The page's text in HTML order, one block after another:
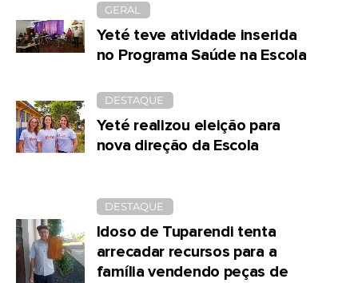
GERAL
Yeté teve atividade inserida
no Programa Saúde na Escola
DESTAQUE
Yeté realizou eleição para
nova direção da Escola
DESTAQUE
Idoso de Tuparendi tenta
arrecadar recursos para a
família vendendo peças de